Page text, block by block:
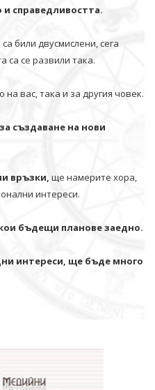
справедливостта.
били двусмислени, сега
са се развили така.
вас, така и за другия човек.
създаване на нови
връзки, ще намерите хора,
интереси.
бъдещи планове заедно.
интереси, ще бъде много